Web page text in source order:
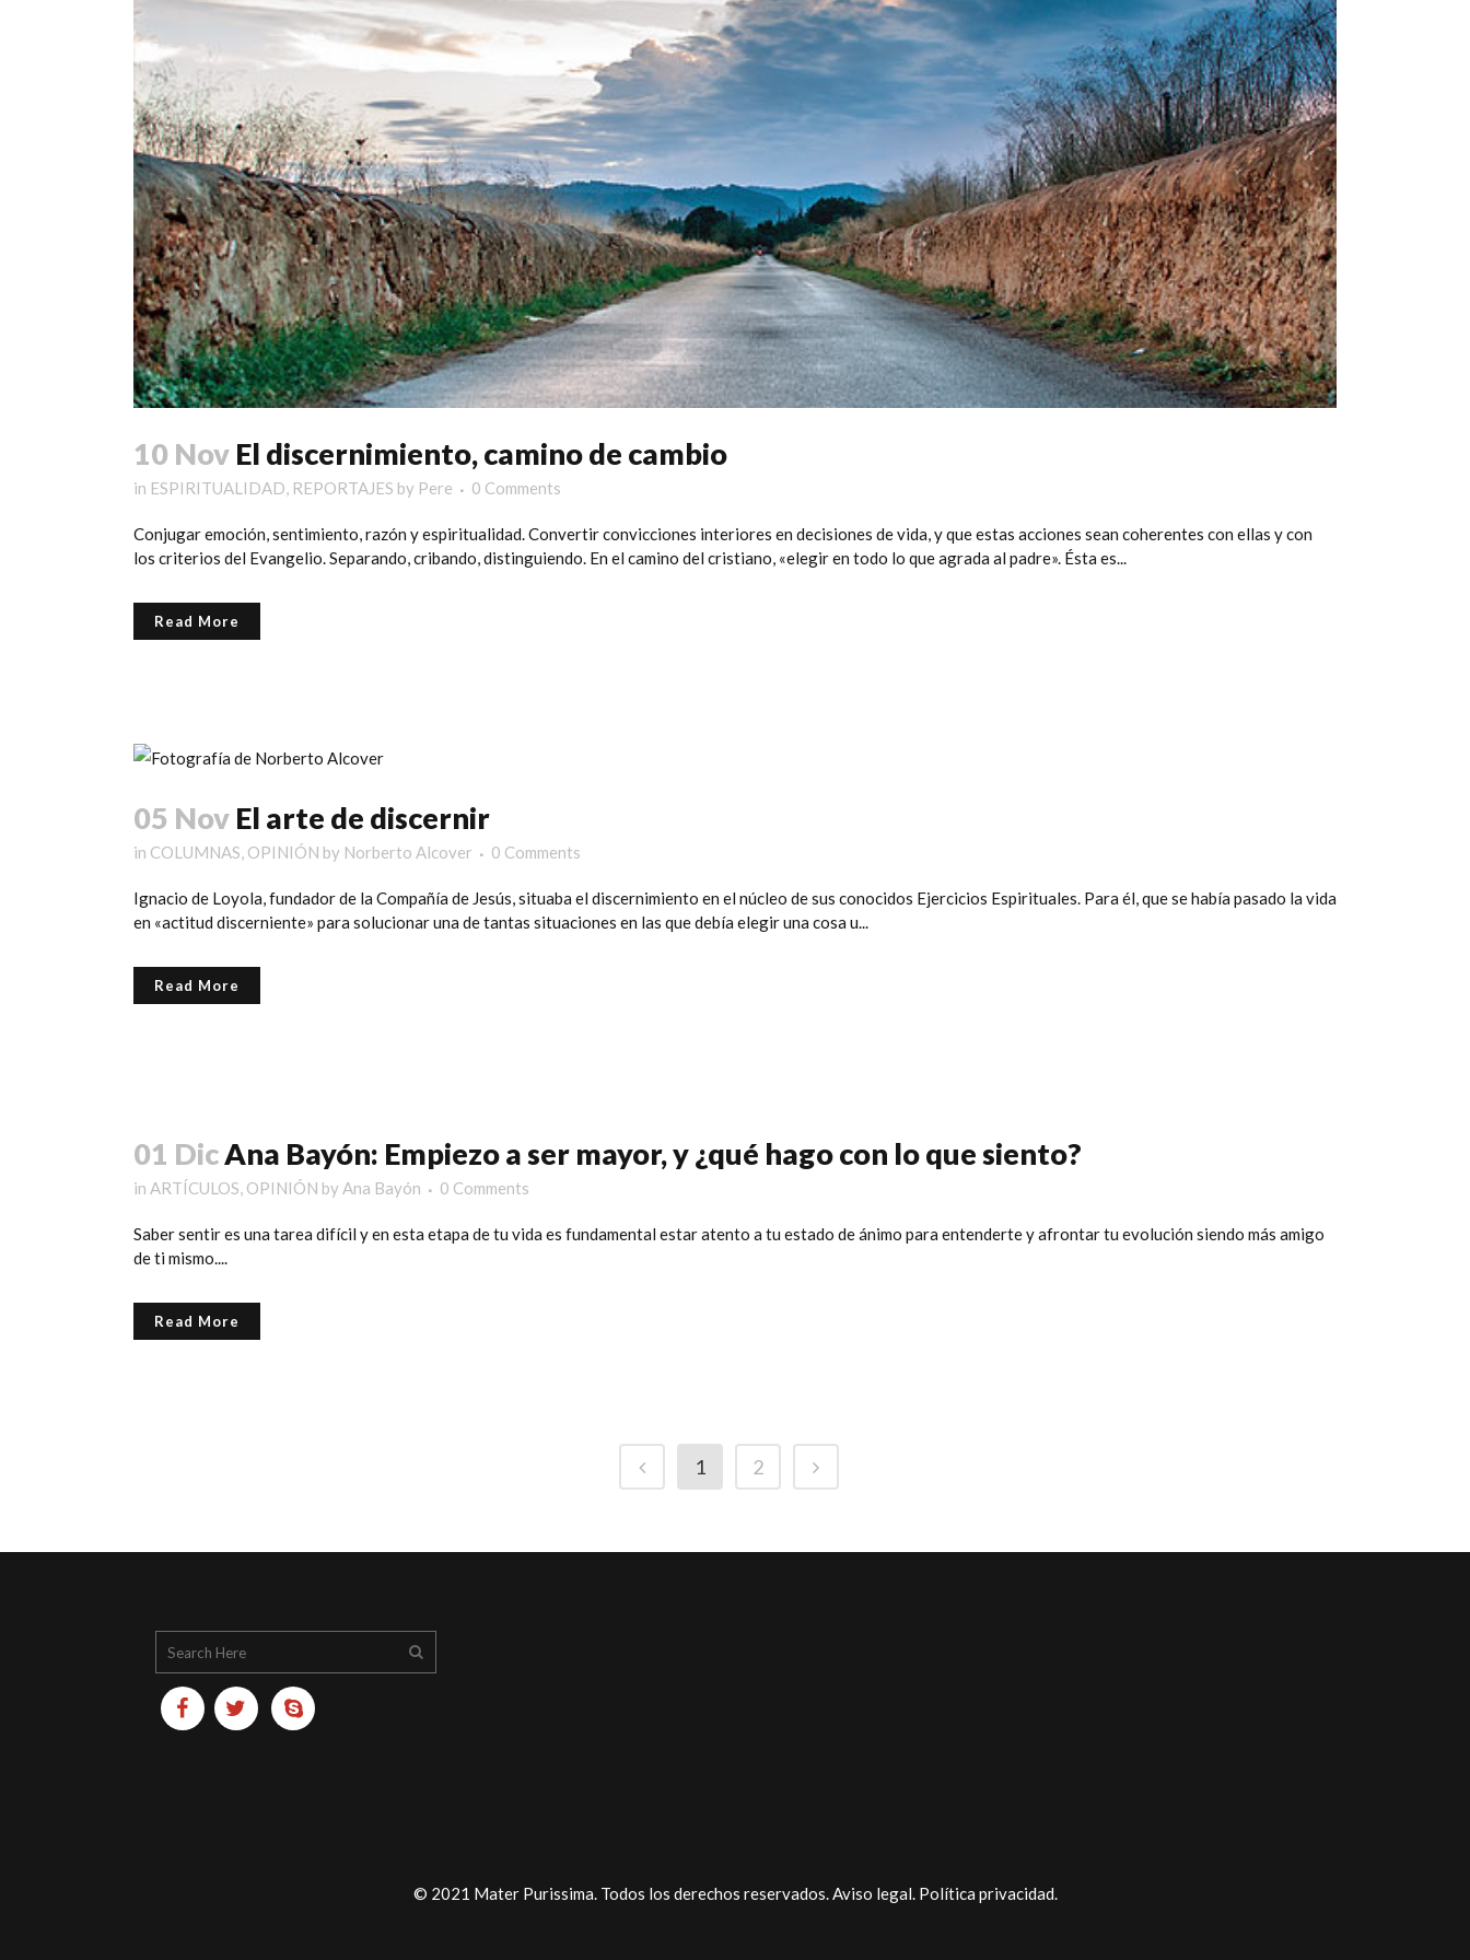
10 Nov El discernimiento, camino de cambio
in ESPIRITUALIDAD, REPORTAJES by Pere 0 Comments
Conjugar emoción, sentimiento, razón y espiritualidad. Convertir convicciones interiores en decisiones de vida, y que estas acciones sean coherentes con ellas y con
los criterios del Evangelio. Separando, cribando, distinguiendo. En el camino del cristiano, «elegir en todo lo que agrada al padre». Ésta es...
Read More
05 Nov El arte de discernir
in COLUMNAS, OPINIÓN by Norberto Alcover 0 Comments
Ignacio de Loyola, fundador de la Compañía de Jesús, situaba el discernimiento en el núcleo de sus conocidos Ejercicios Espirituales. Para él, que se había pasado la vida
en «actitud discerniente» para solucionar una de tantas situaciones en las que debía elegir una cosa u...
Read More
01 DicAna Bayón: Empiezo a ser mayor, y ¿qué hago con lo que siento?
in ARTÍCULOS, OPINIÓN by Ana Bayón 0 Comments
Saber sentir es una tarea difícil y en esta etapa de tu vida es fundamental estar atento a tu estado de ánimo para entenderte y afrontar tu evolución siendo más amigo
de ti mismo....
Read More
1 2
© 2021 Mater Purissima. Todos los derechos reservados.Aviso legal. Política privacidad.